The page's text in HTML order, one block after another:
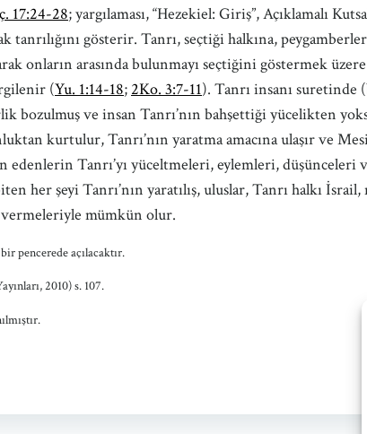
17:24-28; yargılaması, “Hezekiel: Giriş”, Açıklamalı
gösterir. Tanrı, seçtiği halkına,
onların arasında bulunmayı seçtiğini göstermek üzere
(Yu. 1:14-18; 2Ko. 3:7-11). Tanrı insanı suretinde
bozulmuş ve insan Tanrı’nın bahşettiği yücelikten
kurtulur, Tanrı’nın yaratma amacına ulaşır ve
edenlerin Tanrı’yı yüceltmeleri, eylemleri, düşünceleri
her şeyi Tanrı’nın yaratılış, uluslar, Tanrı halkı
mümkün olur.
pencerede açılacaktır.
2010) s. 107.